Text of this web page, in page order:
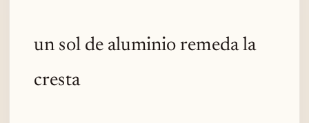
un sol de aluminio remeda la
cresta